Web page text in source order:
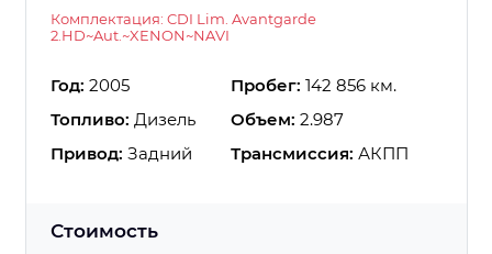
Комплектация: CDI Lim. Avantgarde
2.HD~Aut.~XENON~NAVI
Год: 2005 Пробег: 142 856 км.
Топливо: Дизель Объем: 2.987
Привод: Задний Трансмиссия: АКПП
Стоимость